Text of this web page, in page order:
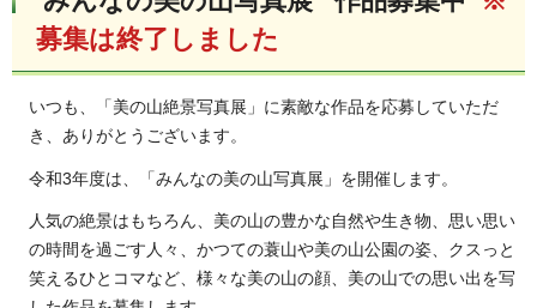
募集は終了しました
いつも、「美の山絶景写真展」に素敵な作品を応募していただ
き、ありがとうございます。
令和3年度は、「みんなの美の山写真展」を開催します。
人気の絶景はもちろん、美の山の豊かな自然や生き物、思い思い
の時間を過ごす人々、かつての蓑山や美の山公園の姿、クスっと
笑えるひとコマなど、様々な美の山の顔、美の山での思い出を写